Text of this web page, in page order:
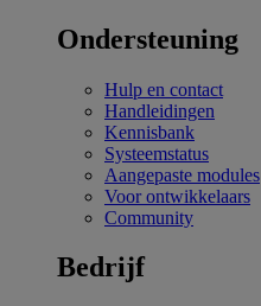
Ondersteuning
Hulp en contact
Handleidingen
Kennisbank
Systeemstatus
Aangepaste modules
Voor ontwikkelaars
Community
Bedrijf